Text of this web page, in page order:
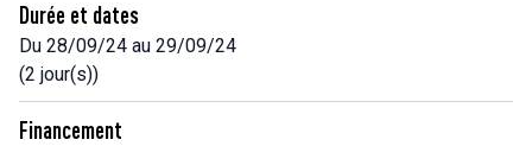
Durée et dates
Du 28/09/24 au 29/09/24
(2 jour(s))
Financement